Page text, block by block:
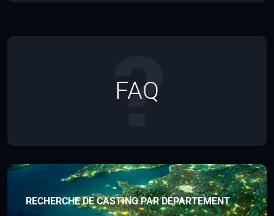
FAQ
RECHERCHE DE CASTING PAR DÉPARTEMENT